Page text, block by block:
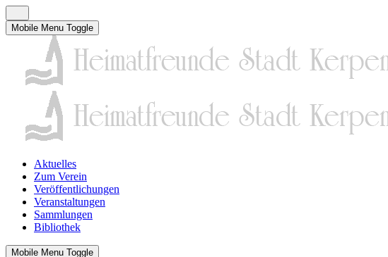
Mobile Menu Toggle
Aktuelles
Zum Verein
Veröffentlichungen
Veranstaltungen
Sammlungen
Bibliothek
Mobile Menu Toggle